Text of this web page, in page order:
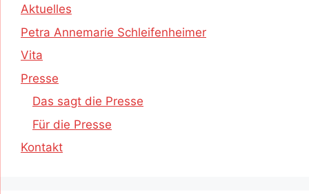
Aktuelles
Petra Annemarie Schleifenheimer
Vita
Presse
Das sagt die Presse
Für die Presse
Kontakt